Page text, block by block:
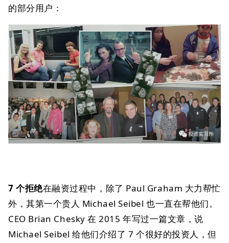
的部分用户：
7 个拒绝在融资过程中，除了 Paul Graham 大力帮忙
外，其第一个贵人 Michael Seibel 也一直在帮他们。
CEO Brian Chesky 在 2015 年写过一篇文章，说
Michael Seibel 给他们介绍了 7 个很好的投资人，但